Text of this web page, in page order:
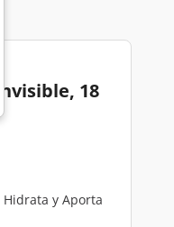
18
Hidrata y Aporta